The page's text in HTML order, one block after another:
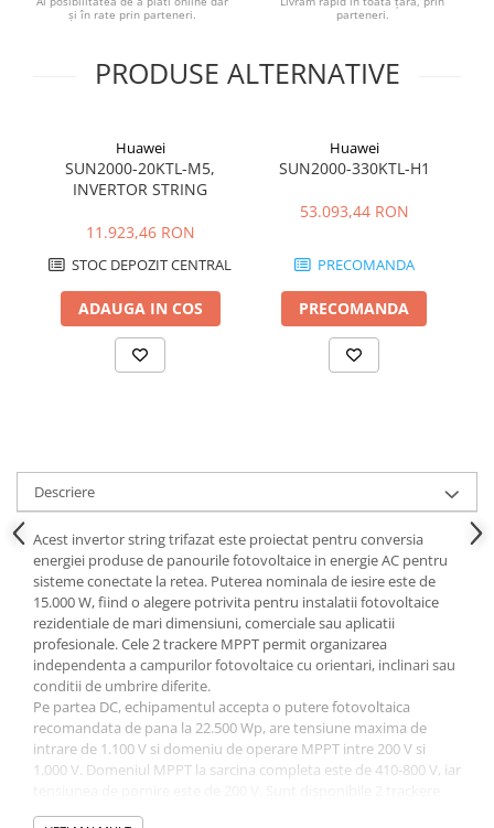
şi în rate prin parteneri.
parteneri.
PRODUSE ALTERNATIVE
Huawei
SUN2000-20KTL-M5,
INVERTOR STRING
11.923,46 RON
STOC DEPOZIT CENTRAL
ADAUGA IN COS
Huawei
SUN2000-330KTL-H1
53.093,44 RON
PRECOMANDA
PRECOMANDA
Descriere
Acest invertor string trifazat este proiectat pentru conversia
energiei produse de panourile fotovoltaice in energie AC pentru
sisteme conectate la retea. Puterea nominala de iesire este de
15.000 W, fiind o alegere potrivita pentru instalatii fotovoltaice
rezidentiale de mari dimensiuni, comerciale sau aplicatii
profesionale. Cele 2 trackere MPPT permit organizarea
independenta a campurilor fotovoltaice cu orientari, inclinari sau
conditii de umbrire diferite.
Pe partea DC, echipamentul accepta o putere fotovoltaica
recomandata de pana la 22.500 Wp, are tensiune maxima de
intrare de 1.100 V si domeniu de operare MPPT intre 200 V si
1.000 V. Domeniul MPPT la sarcina completa este de 410-800 V, iar
MPPT si maximum 4 intrari de string. Curentul maxim de intrare